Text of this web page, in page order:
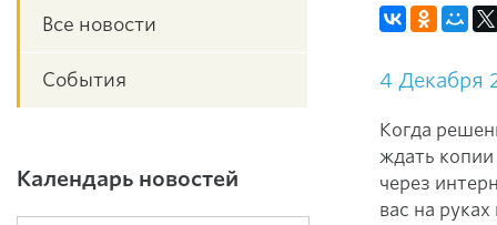
Все новости
События
Календарь новостей
4 Декабря
Когда
ждать
через
вас на